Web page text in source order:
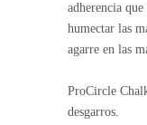
adherencia
humectar las
agarre en las
ProCircle
desgarros.